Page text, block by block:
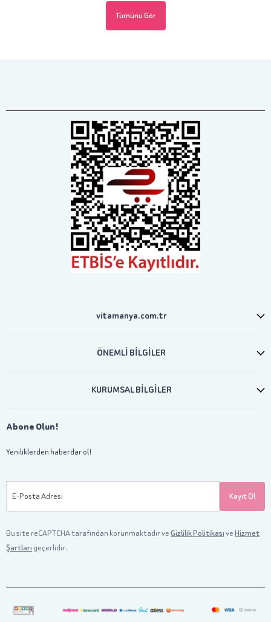
Tümünü Gör
vitamanya.com.tr
ÖNEMLİ BİLGİLER
KURUMSAL BİLGİLER
Abone Olun!
Yeniliklerden haberdar ol!
E-Posta Adresi Kayıt Ol
Bu site reCAPTCHA tarafından korunmaktadır veGizlilik PolitikasıveHizmet
Şartları geçerlidir.